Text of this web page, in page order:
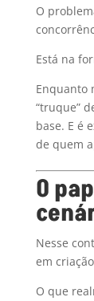
O
Está na
Enquanto
“truque”
base. E é
de quem
O
Nesse
em
O que